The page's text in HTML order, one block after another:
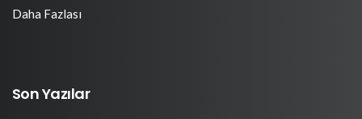
Daha Fazlası
Son Yazılar